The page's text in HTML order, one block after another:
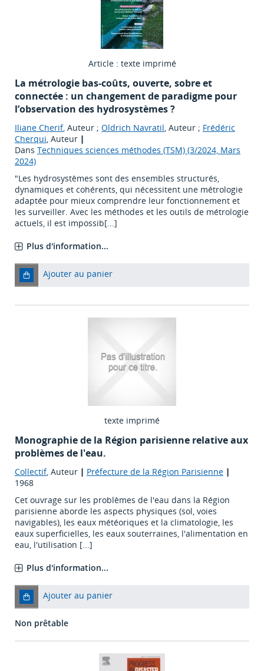
Article : texte imprimé
La métrologie bas-coûts, ouverte, sobre et
connectée : un changement de paradigme pour
l’observation des hydrosystèmes ?
Iliane Cherif, Auteur ; Oldrich Navratil, Auteur ; Frédéric
Cherqui, Auteur |
Dans Techniques sciences méthodes (TSM) (3/2024, Mars
2024)
"Les hydrosystèmes sont des ensembles structurés,
dynamiques et cohérents, qui nécessitent une métrologie
adaptée pour mieux comprendre leur fonctionnement et
les surveiller. Avec les méthodes et les outils de métrologie
actuels, il est impossib[...]
Plus d'information...
Ajouter au panier
texte imprimé
Monographie de la Région parisienne relative aux
problèmes de l'eau.
Collectif, Auteur | Préfecture de la Région Parisienne |
1968
Cet ouvrage sur les problèmes de l'eau dans la Région
parisienne aborde les aspects physiques (sol, voies
navigables), les eaux météoriques et la climatologie, les
eaux superficielles, les eaux souterraines, l'alimentation en
eau, l'utilisation [...]
Plus d'information...
Ajouter au panier
Non prêtable